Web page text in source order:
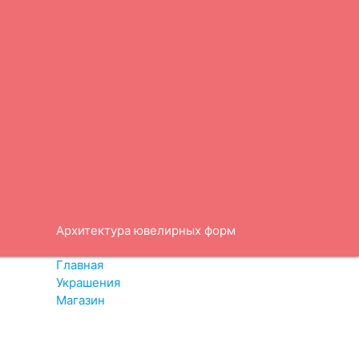
Архитектура ювелирных форм
Главная
Украшения
Магазин